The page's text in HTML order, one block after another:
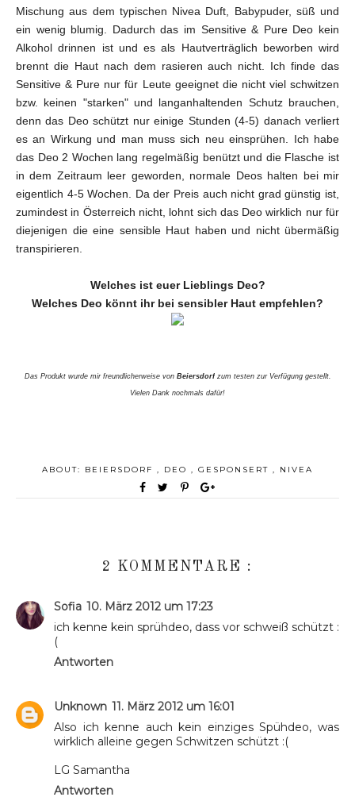
Mischung aus dem typischen Nivea Duft, Babypuder, süß und
ein wenig blumig. Dadurch das im Sensitive & Pure Deo kein
Alkohol drinnen ist und es als Hautverträglich beworben wird
brennt die Haut nach dem rasieren auch nicht. Ich finde das
Sensitive & Pure nur für Leute geeignet die nicht viel schwitzen
bzw. keinen "starken" und langanhaltenden Schutz brauchen,
denn das Deo schützt nur einige Stunden (4-5) danach verliert
es an Wirkung und man muss sich neu einsprühen. Ich habe
das Deo 2 Wochen lang regelmäßig benützt und die Flasche ist
in dem Zeitraum leer geworden, normale Deos halten bei mir
eigentlich 4-5 Wochen. Da der Preis auch nicht grad günstig ist,
zumindest in Österreich nicht, lohnt sich das Deo wirklich nur für
diejenigen die eine sensible Haut haben und nicht übermäßig
transpirieren.
Welches ist euer Lieblings Deo?
Welches Deo könnt ihr bei sensibler Haut empfehlen?
Das Produkt wurde mir freundlicherweise von Beiersdorf zum testen zur Verfügung gestellt.
Vielen Dank nochmals dafür!
ABOUT: BEIERSDORF , DEO , GESPONSERT , NIVEA
2 KOMMENTARE :
Sofia 10. März 2012 um 17:23
ich kenne kein sprühdeo, dass vor schweiß schützt :
(
Antworten
Unknown 11. März 2012 um 16:01
Also ich kenne auch kein einziges Spühdeo, was
wirklich alleine gegen Schwitzen schützt :(
LG Samantha
Antworten